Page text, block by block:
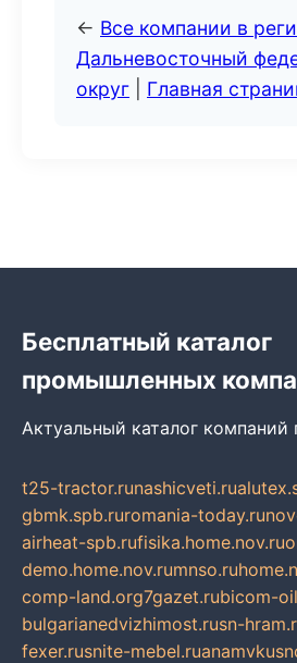
← Все компании в
Дальневосточный
округ
Главная
Бесплатный каталог
промышленных
Актуальный каталог компаний
t25-tractor.runashicveti.ru
gbmk.spb.ruromania-today.ru
airheat-spb.rufisika.home.nov.ru
demo.home.nov.rumnso.ru
comp-land.org7gazet.rubicom-
bulgarianedvizhimost.rusn-
fexer.rusnite-mebel.ru